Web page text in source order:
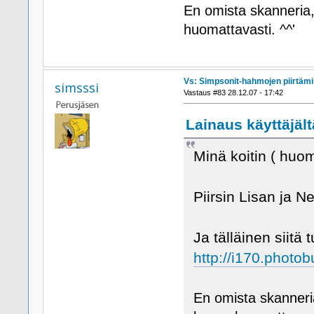
En omista
huomattavasti. ^^'
simsssi Vs: Simpsonit-hahmojen
Vastaus #83 28.12.07 - 17:42
Lainaus
Minä koitin (
Piirsin Lisan ja
Ja tälläinen siitä
http://
En omista